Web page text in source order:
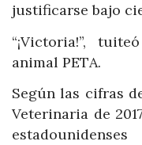
justificarse bajo
“¡Victoria!”,
animal PETA.
Según las cifras
Veterinaria de